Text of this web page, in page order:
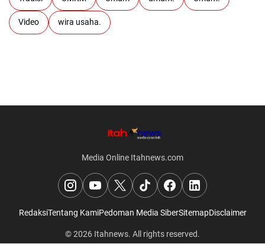
Video wira usaha.
Media Online Itahnews.com
RedaksiTentang KamiPedoman Media SiberSitemapDisclaimer
© 2026 Itahnews. All rights reserved.